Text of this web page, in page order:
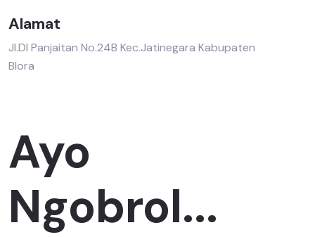
Alamat
Jl.DI Panjaitan No.24B Kec.Jatinegara Kabupaten
Blora
Ayo
Ngobrol...